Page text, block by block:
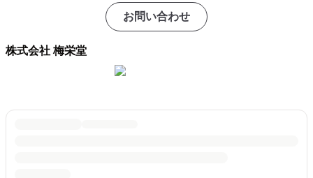
お問い合わせ
株式会社 梅栄堂